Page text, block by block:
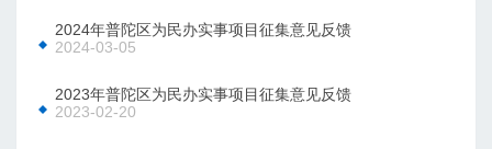
2024年普陀区为民办实事项目征集意见反馈
2024-03-05
2023年普陀区为民办实事项目征集意见反馈
2023-02-20